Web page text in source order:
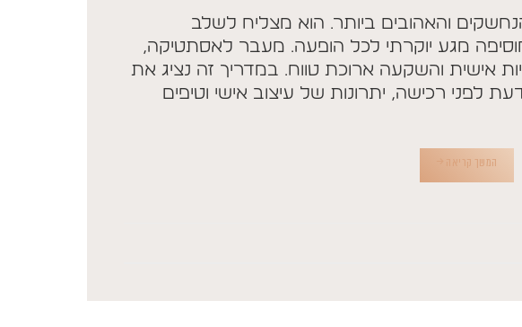
והאהובים ביותר. הוא מצליח לשלב
מגע יוקרתי לכל הופעה. מעבר לאסתטיקה,
אישית והשקעה ארוכת טווח. במדריך זה נציג את
לפני רכישה, יתרונות של עיצוב אישי וטיפים
המשך קריאה